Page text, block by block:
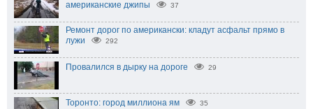
американские джипы
37
Ремонт дорог по американски: кладут асфальт прямо в
лужи
292
Провалился в дырку на дороге 29
Торонто: город миллиона ям 35